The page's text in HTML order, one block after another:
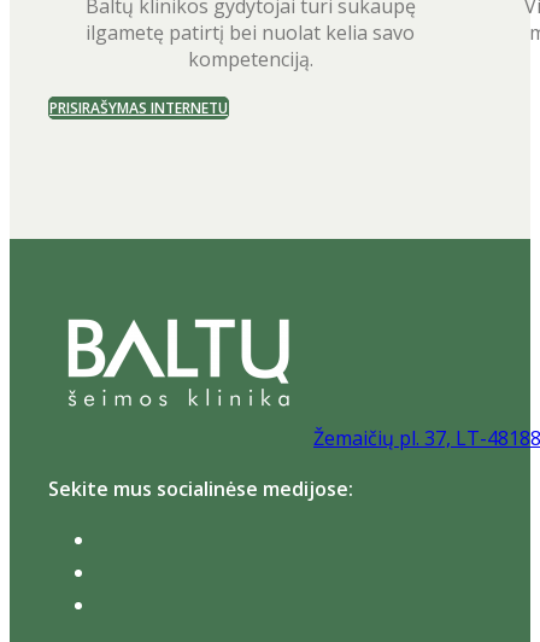
Baltų klinikos gydytojai turi sukaupę
ilgametę patirtį bei nuolat kelia savo
kompetenciją.
PRISIRAŠYMAS INTERNETU
Žemaičių pl. 37, LT-
Sekite mus socialinėse medijose: